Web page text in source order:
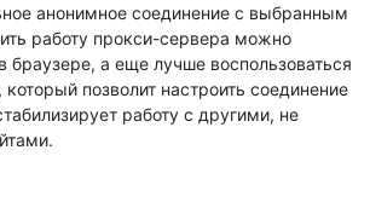
анонимное соединение с выбранным
работу прокси-сервера можно
браузере, а еще лучше воспользоваться
позволит настроить соединение
работу с другими, не